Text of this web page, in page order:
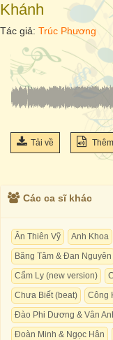
Khánh
Tác giả: Trúc Phương
Tải về
Các ca sĩ khác
Ân Thiên Vỹ Anh Khoa
Băng Tâm & Đan Nguyên
Cẩm Ly (new version)
Chưa Biết (beat)
Công
Đào Phi Dương & Vân
Đoàn Minh & Ngọc Hân